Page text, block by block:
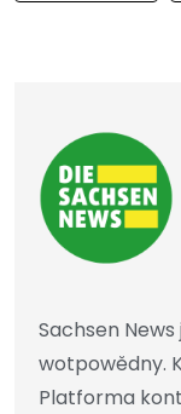
Sachsen
wotpowědny.
Platforma